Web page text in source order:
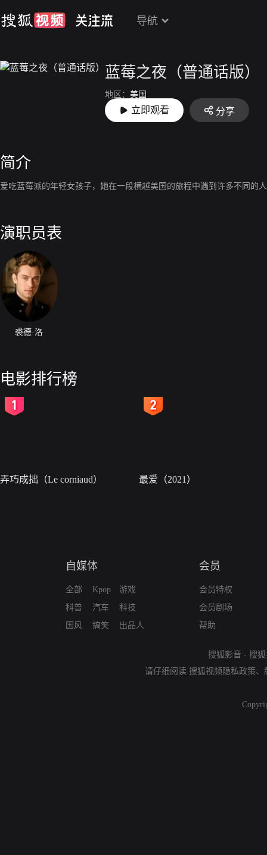
导航
蓝莓之夜（普通话版）
地区： 美国
主演： 裘德·洛
立即观看 分享
简介
爱吃蓝莓派的年轻女孩子，她在一段横越美国的旅程中遇到许多不同的
演职员表
裘德·洛
电影排行榜
弄巧成拙（Le corniaud） 最爱（2021）
自媒体
全部
科普
国风
Kpop
汽车
搞笑
游戏
科技
出品人
会员
会员特权
会员剧场
帮助
搜狐影音 - 搜
请仔细阅读 搜狐视频隐私政策、